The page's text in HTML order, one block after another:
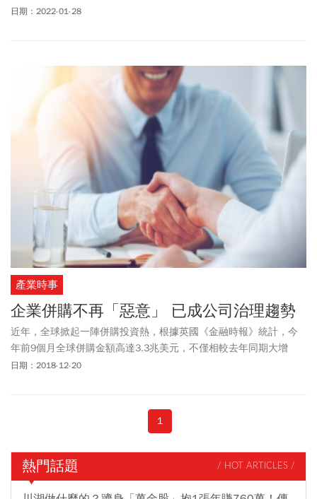
（28）日上午同步宣布，已達成協議將花旗台灣消費金融業務出售
日期：2022-01-28
產業時事
企業併購不再「惡意」 已成公司治理趨勢
近年，全球掀起一陣併購投資熱，根據英國《金融時報》統計，今
年前9個月全球併購金額高達3.3兆美元，不僅相較去年同期大增
39％，亦創下歷史新高；有趣的是，若將視角拉回到台灣，近五年
日期：2018-12-20
1
熱門話題 / HOT ARTICLES /